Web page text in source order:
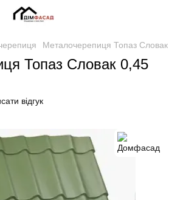
Металочерепиця Топаз
Топаз Словак 0,45
відгук